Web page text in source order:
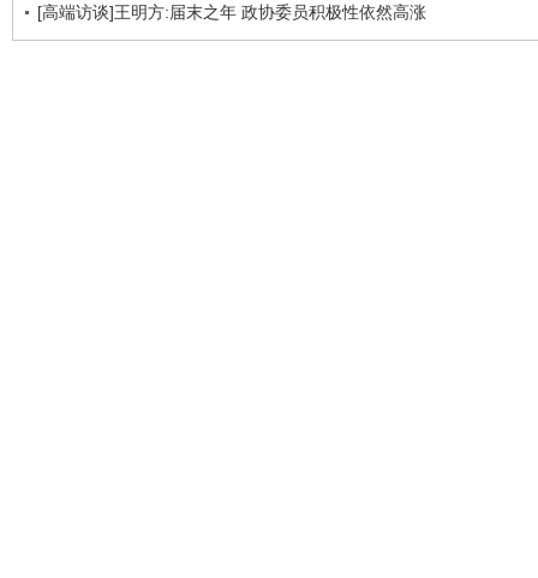
[高端访谈]王明方:届末之年 政协委员积极性依然高涨